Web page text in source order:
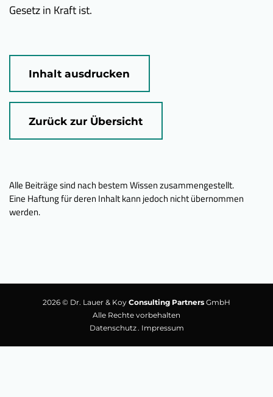
Gesetz in Kraft ist.
Inhalt ausdrucken
Zurück zur Übersicht
Alle Beiträge sind nach bestem Wissen zusammengestellt.
Eine Haftung für deren Inhalt kann jedoch nicht übernommen
werden.
2026 © Dr. Lauer & Koy Consulting PartnersGmbH
Alle Rechte vorbehalten
Datenschutz
Impressum